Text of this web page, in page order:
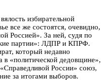
избирательной
все же состоятся, очевидно,
Россией». За ней, судя по
партии»: ЛДПР и КПРФ.
который недавно
в «политической дедовщине»,
России» союз,
за итогами выборов.